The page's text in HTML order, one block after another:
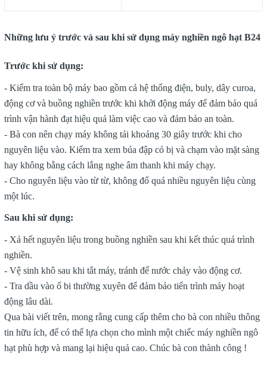
Những lưu ý trước và sau khi sử dụng máy nghiền ngô hạt B24
Trước khi sử dụng:
- Kiểm tra toàn bộ máy bao gồm cả hệ thống điện, buly, dây curoa,
động cơ và buồng nghiền trước khi khởi động máy để đảm bảo quá
trình vận hành đạt hiệu quả làm việc cao và đảm bảo an toàn.
- Bà con nên chạy máy không tải khoảng 30 giây trước khi cho
nguyên liệu vào. Kiểm tra xem búa đập có bị và chạm vào mặt sàng
hay không bằng cách lắng nghe âm thanh khi máy chạy.
- Cho nguyên liệu vào từ từ, không đổ quá nhiều nguyên liệu cùng
một lúc.
Sau khi sử dụng:
- Xả hết nguyên liệu trong buồng nghiền sau khi kết thúc quá trình
nghiền.
- Vệ sinh khô sau khi tắt máy, tránh để nước chảy vào động cơ.
- Tra dầu vào ổ bi thường xuyên để đảm bảo tiến trình máy hoạt
động lâu dài.
Qua bài viết trên, mong rằng cung cấp thêm cho bà con nhiều thông
tin hữu ích, để có thể lựa chọn cho mình một chiếc máy nghiền ngô
hạt phù hợp và mang lại hiệu quả cao. Chúc bà con thành công !